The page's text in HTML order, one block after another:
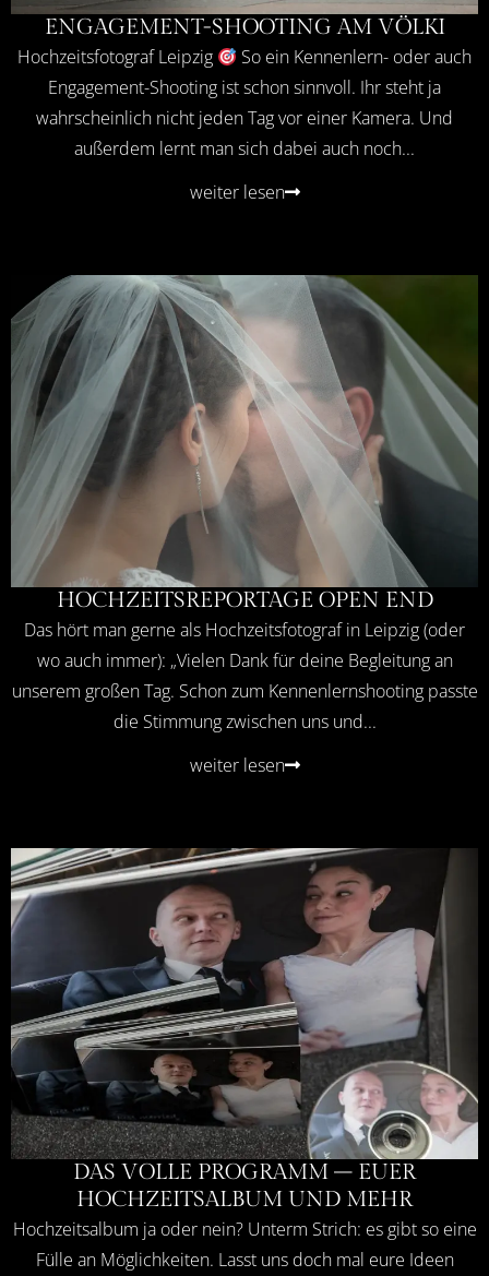
ENGAGEMENT-SHOOTING AM VÖLKI
Hochzeitsfotograf Leipzig
So ein Kennenlern- oder auch
Engagement-Shooting ist schon sinnvoll. Ihr steht ja
wahrscheinlich nicht jeden Tag vor einer Kamera. Und
außerdem lernt man sich dabei auch noch...
weiter lesen
HOCHZEITSREPORTAGE OPEN END
Das hört man gerne als Hochzeitsfotograf in Leipzig (oder
wo auch immer): „Vielen Dank für deine Begleitung an
unserem großen Tag. Schon zum Kennenlernshooting passte
die Stimmung zwischen uns und...
weiter lesen
DAS VOLLE PROGRAMM – EUER
HOCHZEITSALBUM UND MEHR
Hochzeitsalbum ja oder nein? Unterm Strich: es gibt so eine
Fülle an Möglichkeiten. Lasst uns doch mal eure Ideen